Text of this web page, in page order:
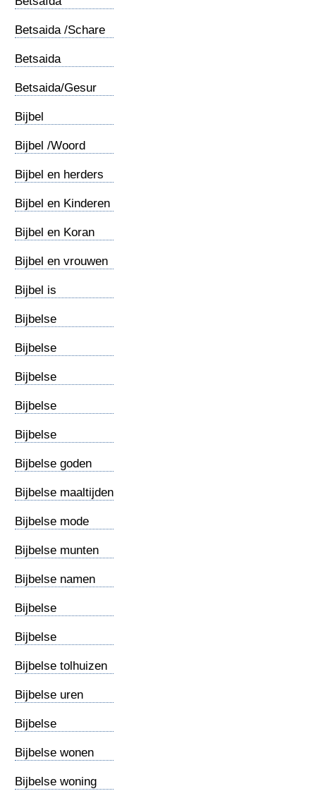
Betsaida /Schare
Betsaida
Betsaida/Gesur
Bijbel
Bijbel /Woord
Bijbel en herders
Bijbel en Kinderen
Bijbel en Koran
Bijbel en vrouwen
Bijbel is
Bijbelse
Bijbelse
Bijbelse
Bijbelse
Bijbelse
Bijbelse goden
Bijbelse maaltijden
Bijbelse mode
Bijbelse munten
Bijbelse namen
Bijbelse
Bijbelse
Bijbelse tolhuizen
Bijbelse uren
Bijbelse
Bijbelse wonen
Bijbelse woning